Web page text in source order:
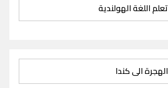
تعلم اللغة الهولندية
الهجرة الى كندا